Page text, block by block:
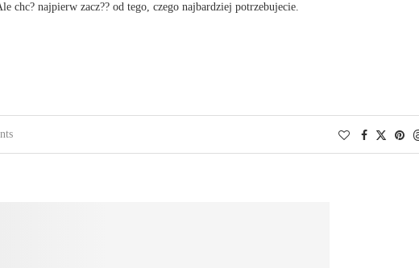
chc? najpierw zacz?? od tego, czego najbardziej potrzebujecie.